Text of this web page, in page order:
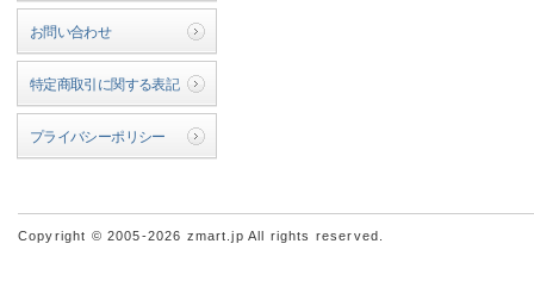
お問い合わせ
特定商取引に関する表記
プライバシーポリシー
Copyright © 2005-2026 zmart.jp All rights reserved.